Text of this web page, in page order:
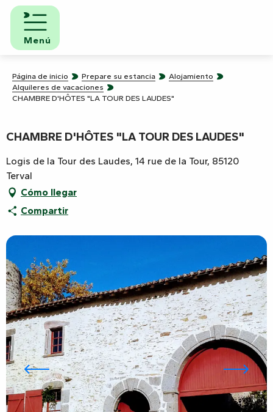
Aller
contenu
principal
Menú
Página de inicio Prepare su estancia
Alojamiento
Alquileres de vacaciones
CHAMBRE D'HÔTES "LA TOUR DES LAUDES"
CHAMBRE D'HÔTES "LA TOUR DES LAUDES"
Logis de la Tour des Laudes, 14 rue de la Tour, 85120
Terval
Cómo llegar
Compartir